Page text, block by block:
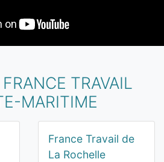
TRAVAIL
MARITIME
France Travail de
La Rochelle